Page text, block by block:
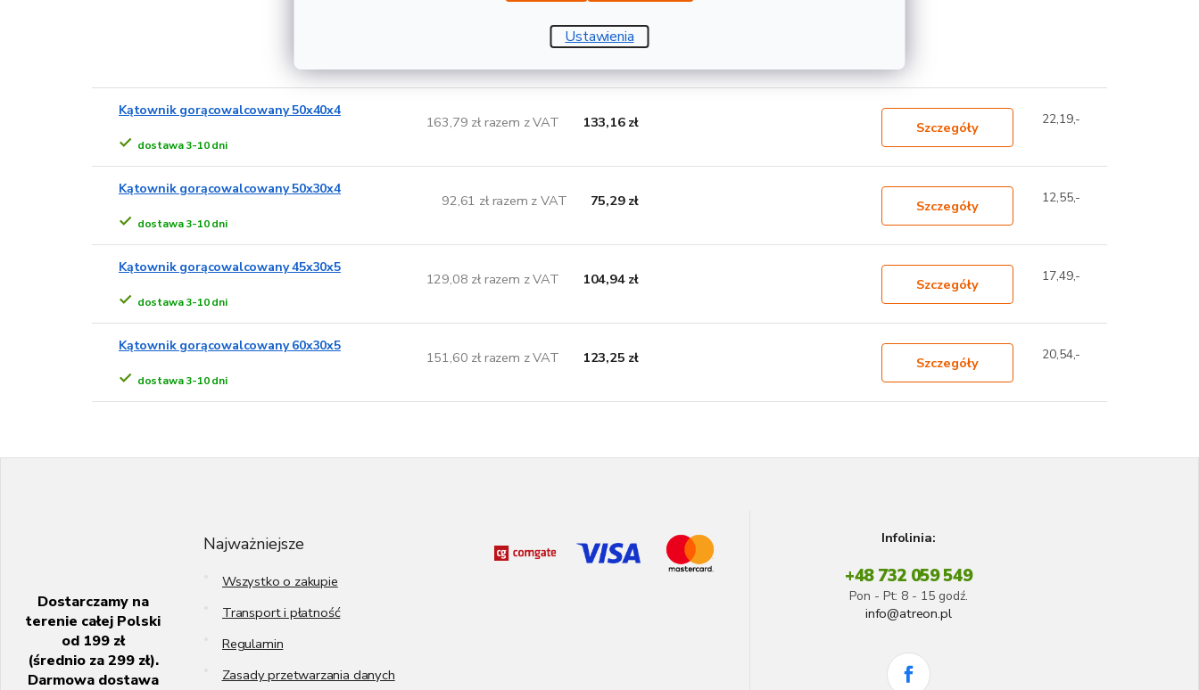
Ustawienia
Alternatywne wymiary, które mogą Państwa zainteresować
Kątownik gorącowalcowany 50x40x4
dostawa 3-10 dni
163,79 zł razem z VAT 133,16 zł Szczegóły 22,19,-
Kątownik gorącowalcowany 50x30x4
dostawa 3-10 dni
92,61 zł razem z VAT 75,29 zł Szczegóły 12,55,-
Kątownik gorącowalcowany 45x30x5
dostawa 3-10 dni
129,08 zł razem z VAT 104,94 zł Szczegóły 17,49,-
Kątownik gorącowalcowany 60x30x5
dostawa 3-10 dni
151,60 zł razem z VAT 123,25 zł Szczegóły 20,54,-
Dostarczamy na
terenie całej Polski
od 199 zł
(średnio za 299 zł).
Darmowa dostawa
Najważniejsze
Wszystko o zakupie
Transport i płatność
Regulamin
Zasady przetwarzania danych
Infolinia:
+48 732 059 549
Pon - Pt: 8 - 15 godź.
info@atreon.pl